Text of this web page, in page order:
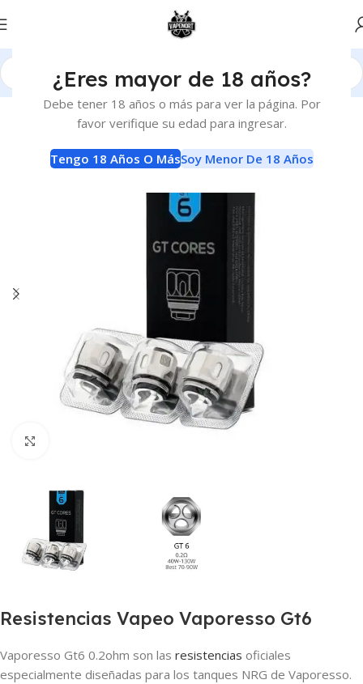
¿Eres mayor de 18 años?
Debe tener 18 años o más para ver la página. Por
favor verifique su edad para ingresar.
Tengo 18 Años O MásSoy Menor De 18 Años
Inicio Atomizadores Resistencias Comerciales
Resistencias Vapeo Vaporesso Gt6
Vaporesso Gt6 0.2ohm son las resistencias oficiales
especialmente diseñadas para los tanques NRG de Vaporesso.